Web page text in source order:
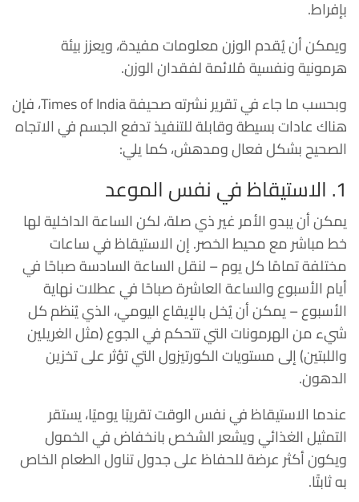
بإفراط.
ويمكن أن يُقدم الوزن معلومات مفيدة، ويعزز بيئة
هرمونية ونفسية مُلائمة لفقدان الوزن.
وبحسب ما جاء في تقرير نشرته صحيفة Times of India، فإن
هناك عادات بسيطة وقابلة للتنفيذ تدفع الجسم في الاتجاه
الصحيح بشكل فعال ومدهش، كما يلي:
1. الاستيقاظ في نفس الموعد
يمكن أن يبدو الأمر غير ذي صلة، لكن الساعة الداخلية لها
خط مباشر مع محيط الخصر. إن الاستيقاظ في ساعات
مختلفة تمامًا كل يوم – لنقل الساعة السادسة صباحًا في
أيام الأسبوع والساعة العاشرة صباحًا في عطلات نهاية
الأسبوع – يمكن أن يُخل بالإيقاع اليومي، الذي يُنظم كل
شيء من الهرمونات التي تتحكم في الجوع (مثل الغريلين
واللبتين) إلى مستويات الكورتيزول التي تؤثر على تخزين
الدهون.
عندما الاستيقاظ في نفس الوقت تقريبًا يوميًا، يستقر
التمثيل الغذائي ويشعر الشخص بانخفاض في الخمول
ويكون أكثر عرضة للحفاظ على جدول تناول الطعام الخاص
به ثابتًا.